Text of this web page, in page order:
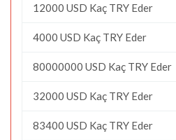
12000 USD Kaç TRY Eder
4000 USD Kaç TRY Eder
80000000 USD Kaç TRY Eder
32000 USD Kaç TRY Eder
83400 USD Kaç TRY Eder